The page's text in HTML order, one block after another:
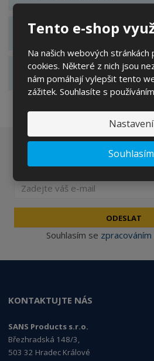
Tento e-shop
Na našich webových
cookies. Některé z nich jsou
nám pomáhají vylepšit tento
zážitek. Souhlasíte s
Nastavení
Souhlasím
ZOBRAZIT SPECIFIKAČNÍ BODY
ZOBRAZIT HODNOCENÍ PRODUKTU
Chcete být informováni o
nabídkách a
ODESLAT
Souhlasím se
KONTAKTUJTE NÁS
SANS Products s.r.o.
Březhradská 148/3,
503 32 Hradec Králové